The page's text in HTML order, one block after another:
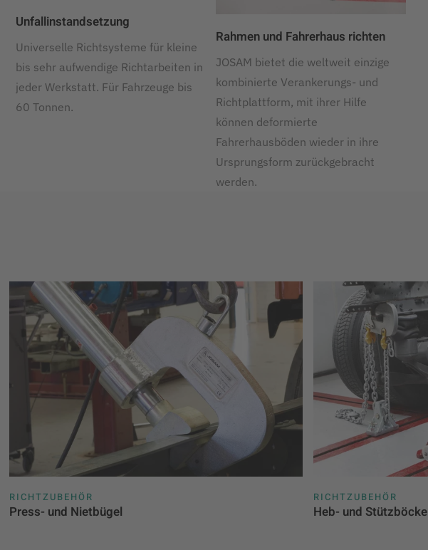
Unfallinstandsetzung
Universelle Richtsysteme für kleine
bis sehr aufwendige Richtarbeiten in
jeder Werkstatt. Für Fahrzeuge bis
60 Tonnen.
Rahmen und Fahrerhaus richten
JOSAM bietet die weltweit einzige
kombinierte Verankerungs- und
Richtplattform, mit ihrer Hilfe
können deformierte
Fahrerhausböden wieder in ihre
Ursprungsform zurückgebracht
werden.
RICHTZUBEHÖR
Press- und Nietbügel
RICHTZUBEHÖR
Heb- und Stützböcke